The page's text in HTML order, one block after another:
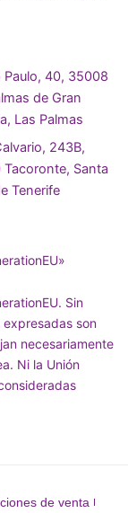
Paulo, 40, 35008
de Gran
Las Palmas
243B,
Santa
Tenerife
Sin
son
necesariamente
Ni la Unión
de venta